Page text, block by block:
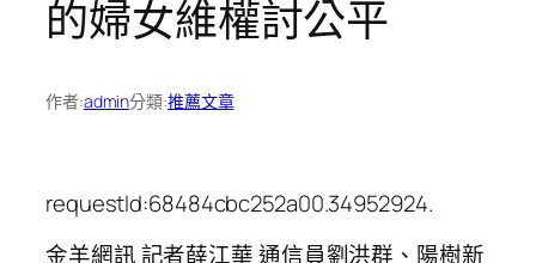
的婦女維權討公平
作者:admin分類:推薦文章
requestId:68484cbc252a00.34952924.
金羊網訊 記者薛江華 通信員劉洪群、陽樹新